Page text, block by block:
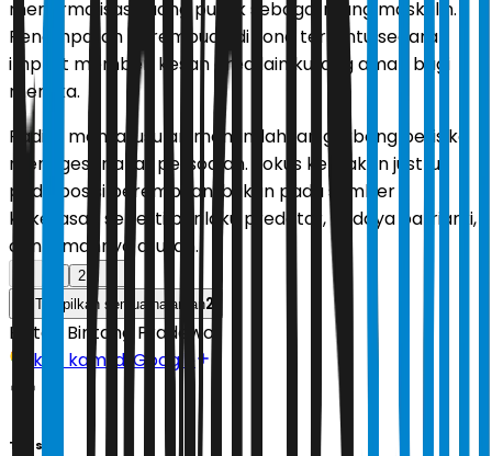
menormalisasi ruang publik sebagai ruang maskulin.
Penempatan perempuan di zona tertentu secara
implisit memberi kesan area lain kurang aman bagi
mereka.
Radius menilai usulan memindahkan gerbong berisiko
menggeser akar persoalan. Fokus kebijakan justru
pada posisi perempuan, bukan pada sumber
kekerasan seperti perilaku predator, budaya patriarki,
dan lemahnya aturan.
2
Tampilkan semua halaman2
Editor: Bintang Pradewo
Ikuti kami di Google
Tags